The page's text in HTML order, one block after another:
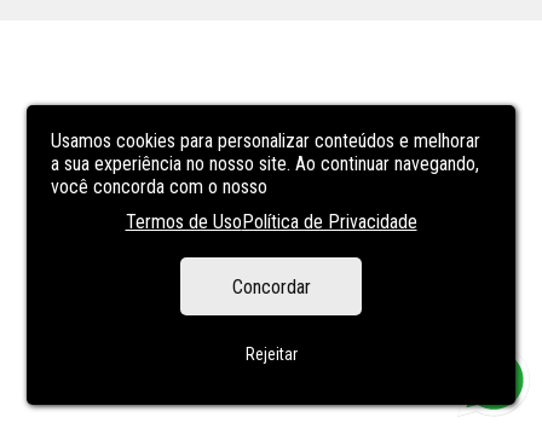
Usamos cookies para personalizar conteúdos e melhorar
a sua experiência no nosso site. Ao continuar navegando,
você concorda com o nosso
Termos de UsoPolítica de Privacidade
Concordar
Rejeitar